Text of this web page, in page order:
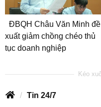
ĐBQH Châu Văn Minh đề
xuất giảm chồng chéo thủ
tục doanh nghiệp
Tin 24/7